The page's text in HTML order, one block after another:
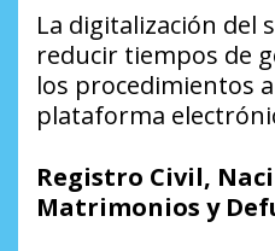
La digitalización del
reducir tiempos de
los procedimientos
plataforma
Registro Civil,
Matrimonios y